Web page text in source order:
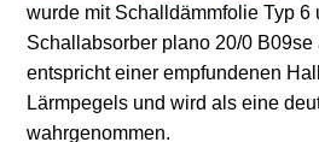
wurde mit Schalldämmfolie Typ 6
Schallabsorber plano 20/0 B09se
entspricht einer empfundenen
Lärmpegels und wird als eine
wahrgenommen.